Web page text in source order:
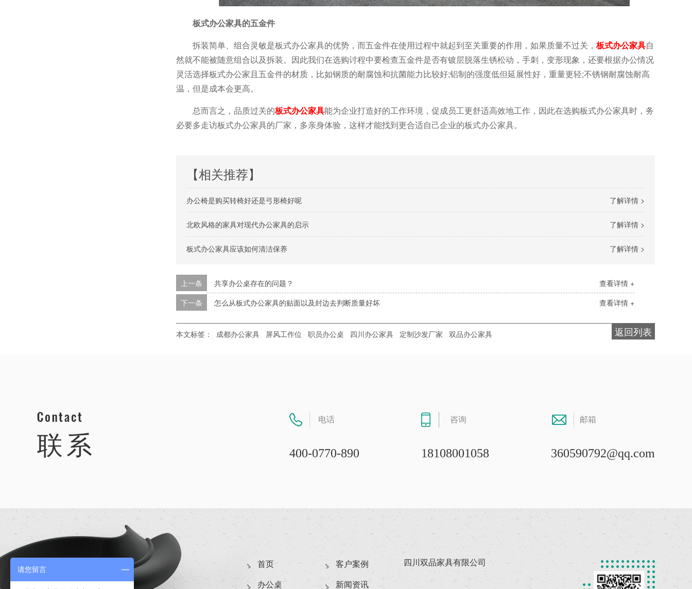
板式办公家具的五金件
拆装简单、组合灵敏是板式办公家具的优势，而五金件在使用过程中就起到至关重要的作用，如果质量不过关， 板式办公家具自
然就不能被随意组合以及拆装。因此我们在选购讨程中要检查五金件是否有镀层脱落生锈松动，手刺，变形现象，还要根据办公情况
灵活选择板式办公家且五金件的材质，比如钢质的耐腐蚀和抗菌能力比较好;铝制的强度低但延展性好，重量更轻;不锈钢耐腐蚀耐高
温，但是成本会更高。
总而言之，品质过关的板式办公家具能为企业打造好的工作环境，促成员工更舒适高效地工作，因此在选购板式办公家具时，务
必要多走访板式办公家具的厂家，多亲身体验，这样才能找到更合适自己企业的板式办公家具。
【相关推荐】
了解详情 >
办公椅是购买转椅好还是弓形椅好呢
了解详情 >
北欧风格的家具对现代办公家具的启示
了解详情 >
板式办公家具应该如何清洁保养
查看详情 +
上一条
共享办公桌存在的问题？
查看详情 +
下一条 怎么从板式办公家具的贴面以及封边去判断质量好坏
返回列表
本文标签： 成都办公家具 屏风工作位 职员办公桌 四川办公家具 定制沙发厂家 双品办公家具
联系
电话
400-0770-890
咨询
18108001058
邮箱
360590792@qq.com
首页 客户案例
办公桌 新闻资讯
四川双品家具有限公司
请您留言